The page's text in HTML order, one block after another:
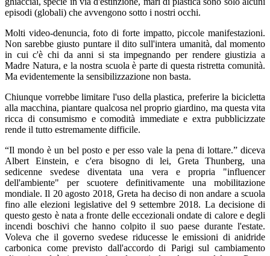
episodi (globali) che avvengono sotto i nostri occhi.
Molti video-denuncia, foto di forte impatto, piccole manifestazioni.
Non sarebbe giusto puntare il dito sull'intera umanità, dal momento
in cui c'è chi da anni si sta impegnando per rendere giustizia a
Madre Natura, e la nostra scuola è parte di questa ristretta comunità.
Ma evidentemente la sensibilizzazione non basta.
Chiunque vorrebbe limitare l'uso della plastica, preferire la bicicletta
alla macchina, piantare qualcosa nel proprio giardino, ma questa vita
ricca di consumismo e comodità immediate e extra pubblicizzate
rende il tutto estremamente difficile.
“Il mondo è un bel posto e per esso vale la pena di lottare.” diceva
Albert Einstein, e c'era bisogno di lei, Greta Thunberg, una
sedicenne svedese diventata una vera e propria "influencer
dell'ambiente" per scuotere definitivamente una mobilitazione
mondiale. Il 20 agosto 2018, Greta ha deciso di non andare a scuola
fino alle elezioni legislative del 9 settembre 2018. La decisione di
questo gesto è nata a fronte delle eccezionali ondate di calore e degli
incendi boschivi che hanno colpito il suo paese durante l'estate.
Voleva che il governo svedese riducesse le emissioni di anidride
carbonica come previsto dall'accordo di Parigi sul cambiamento